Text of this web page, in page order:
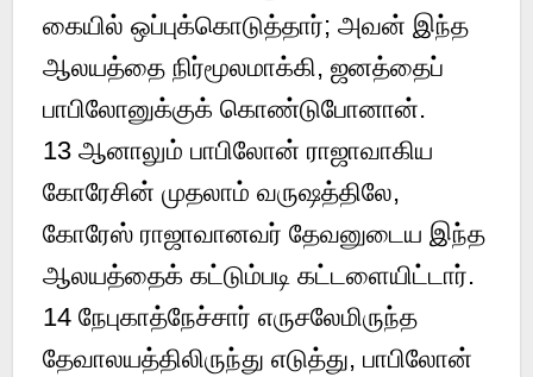
கையில் ஒப்புக்கொடுத்தார்; அவன் இந்த
ஆலயத்தை நிர்மூலமாக்கி, ஜனத்தைப்
பாபிலோனுக்குக் கொண்டுபோனான்.
13 ஆனாலும் பாபிலோன் ராஜாவாகிய
கோரேசின் முதலாம் வருஷத்திலே,
கோரேஸ் ராஜாவானவர் தேவனுடைய இந்த
ஆலயத்தைக் கட்டும்படி கட்டளையிட்டார்.
14 நேபுகாத்நேச்சார் எருசலேமிருந்த
தேவாலயத்திலிருந்து எடுத்து, பாபிலோன்